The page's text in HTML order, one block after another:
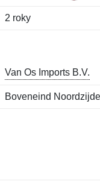
2 roky
Van Os Imports B.V.
Boveneind